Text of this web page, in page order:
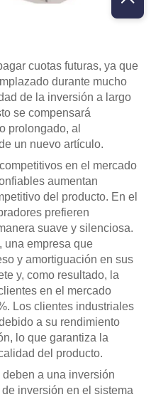
cuotas futuras, ya que
durante mucho
de la inversión a largo
se compensará
prolongado, al
un nuevo artículo.
en el mercado
aumentan
del producto. En el
prefieren
suave y silenciosa.
una empresa que
y amortiguación en sus
y, como resultado, la
en el mercado
Los clientes industriales
a su rendimiento
lo que garantiza la
del producto.
a una inversión
inversión en el sistema